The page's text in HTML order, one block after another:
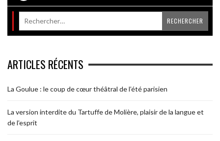
ARTICLES RÉCENTS
La Goulue : le coup de cœur théâtral de l’été parisien
La version interdite du Tartuffe de Molière, plaisir de la langue et
de l’esprit